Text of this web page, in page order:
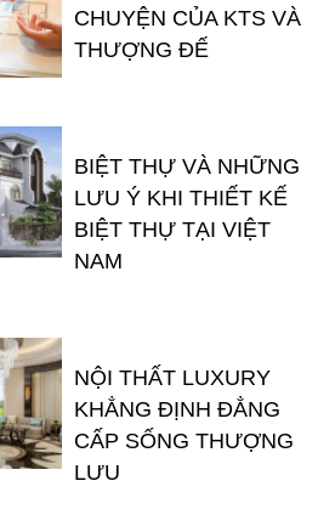
CHUYỆN CỦA KTS VÀ
THƯỢNG ĐẾ
BIỆT THỰ VÀ NHỮNG
LƯU Ý KHI THIẾT KẾ
BIỆT THỰ TẠI VIỆT
NAM
NỘI THẤT LUXURY
KHẲNG ĐỊNH ĐẲNG
CẤP SỐNG THƯỢNG
LƯU